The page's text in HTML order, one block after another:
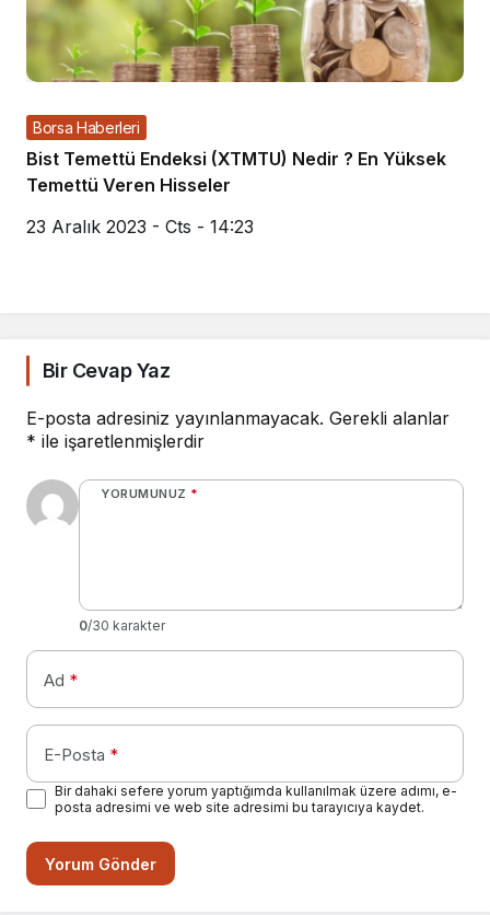
Borsa Haberleri
Bist Temettü Endeksi (XTMTU) Nedir ? En Yüksek
Temettü Veren Hisseler
23 Aralık 2023 - Cts - 14:23
Bir Cevap Yaz
E-posta adresiniz yayınlanmayacak. Gerekli alanlar
* ile işaretlenmişlerdir
YORUMUNUZ *
0/30 karakter
Ad *
E-Posta *
Bir dahaki sefere yorum yaptığımda kullanılmak üzere adımı, e-
posta adresimi ve web site adresimi bu tarayıcıya kaydet.
Yorum Gönder